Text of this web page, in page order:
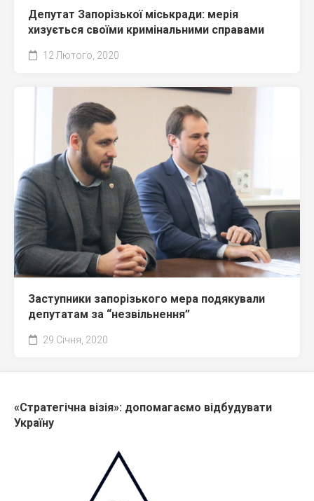
Депутат Запорізької міськради: мерія
хизується своїми кримінальними справами
12 Лютого, 2020
Заступники запорізького мера подякували
депутатам за “незвільнення”
29 Січня, 2020
«Стратегічна візія»: допомагаємо відбудувати
Україну